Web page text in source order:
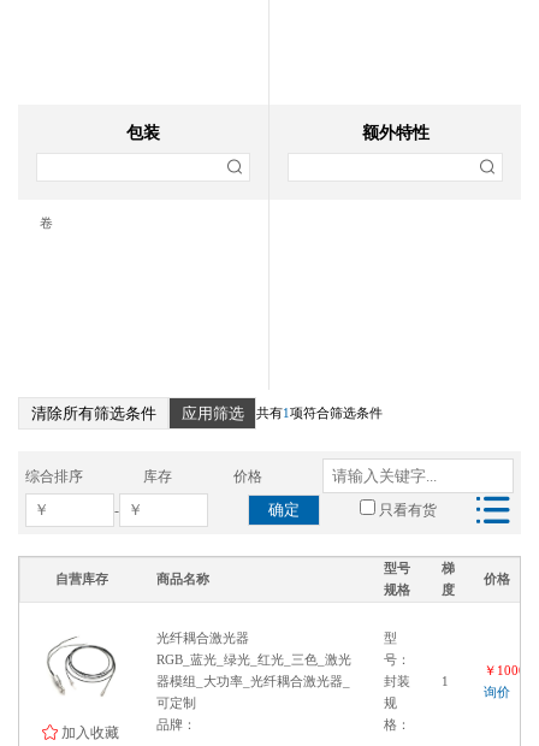
包装
卷
额外特性
清除所有筛选条件 应用筛选 共有1项符合筛选条件
综合排序 库存 价格
- 确定 只看有货
自营库存 商品名称
型号
规格
梯
度
价格
加入收藏
光纤耦合激光器
RGB_蓝光_绿光_红光_三色_激光
器模组_大功率_光纤耦合激光器_
可定制
品牌：
型
号：
封装
规
格：
1
￥
询价